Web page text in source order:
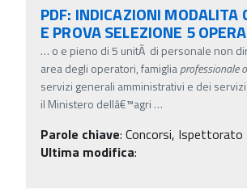
PDF: INDICAZIONI MODALITA
E PROVA SELEZIONE 5
… o e pieno di 5 unitÃ di personale non
area degli operatori, famigliaprofessionale
servizi generali amministrativi e dei
il Ministero dellâ€™agri …
Parole chiave: Concorsi, Ispettorato
Ultima modifica: